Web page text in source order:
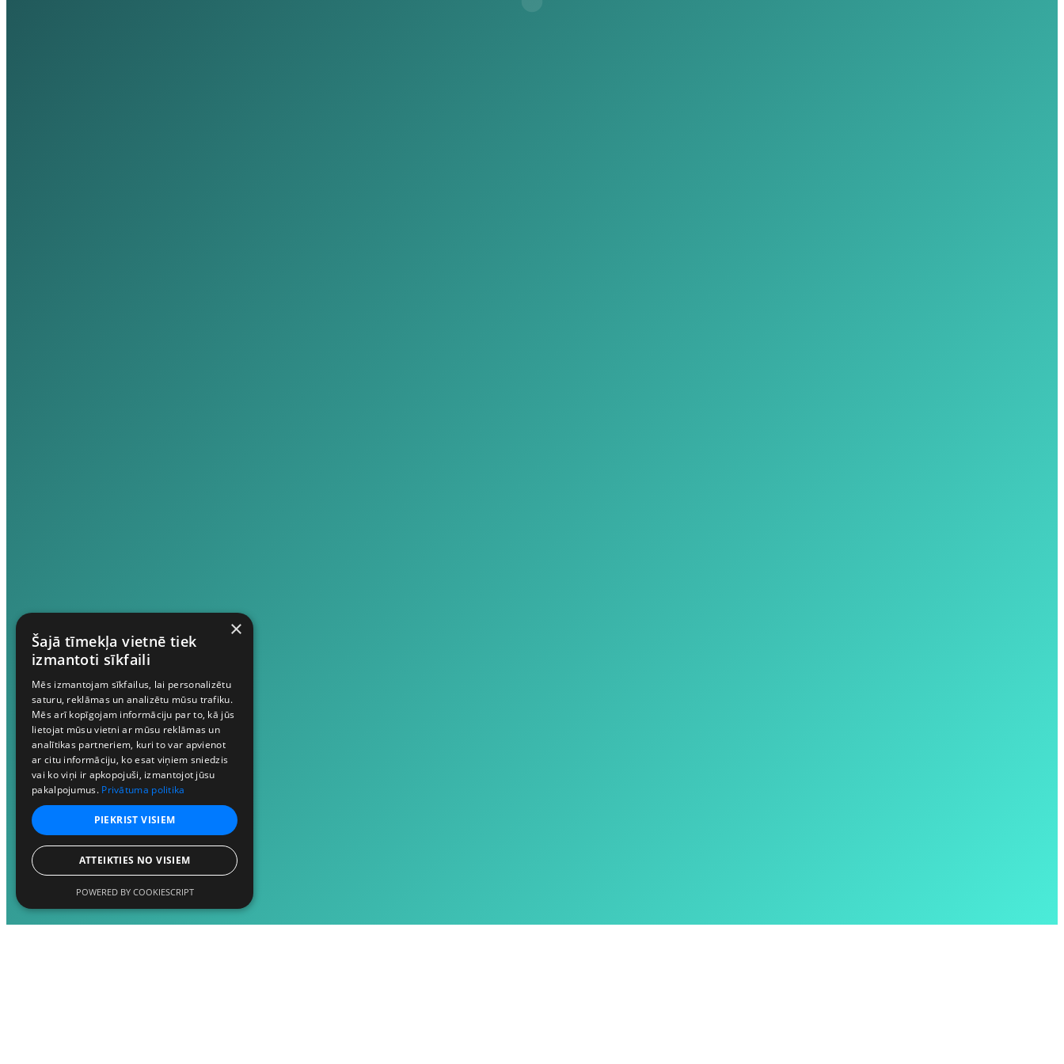
×
Šajā tīmekļa vietnē tiek
izmantoti sīkfaili
Mēs izmantojam sīkfailus, lai personalizētu
saturu, reklāmas un analizētu mūsu trafiku.
Mēs arī kopīgojam informāciju par to, kā jūs
lietojat mūsu vietni ar mūsu reklāmas un
analītikas partneriem, kuri to var apvienot
ar citu informāciju, ko esat viņiem sniedzis
vai ko viņi ir apkopojuši, izmantojot jūsu
pakalpojumus. Privātuma politika
PIEKRIST VISIEM
ATTEIKTIES NO VISIEM
POWERED BY COOKIESCRIPT